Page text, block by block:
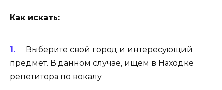
Как искать:
Выберите свой город и интересующий
предмет. В данном случае, ищем в Находке
репетитора по вокалу